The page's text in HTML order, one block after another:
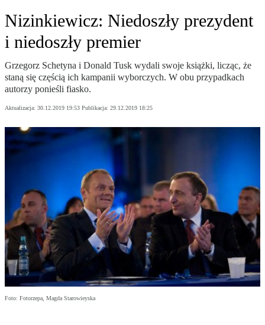
Nizinkiewicz: Niedoszły prezydent
i niedoszły premier
Grzegorz Schetyna i Donald Tusk wydali swoje książki, licząc, że
staną się częścią ich kampanii wyborczych. W obu przypadkach
autorzy ponieśli fiasko.
Aktualizacja: 30.12.2019 19:53 Publikacja: 29.12.2019 18:25
Foto: Fotorzepa, Magda Starowieyska